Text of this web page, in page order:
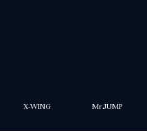
X-WING MrJUMP